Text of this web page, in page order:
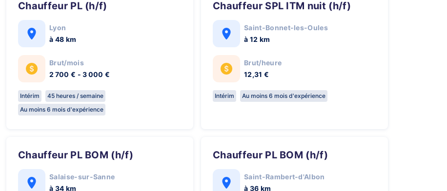
Chauffeur PL (h/f)
Lyon
à 48 km
Brut/mois
2 700 € - 3 000 €
Intérim
45 heures / semaine
Au moins 6 mois d'expérience
Chauffeur SPL ITM nuit (h/f)
Saint-Bonnet-les-Oules
à 12 km
Brut/heure
12,31 €
Intérim Au moins 6 mois d'expérience
Chauffeur PL BOM (h/f)
Salaise-sur-Sanne
à 34 km
Chauffeur PL BOM (h/f)
Saint-Rambert-d'Albon
à 36 km